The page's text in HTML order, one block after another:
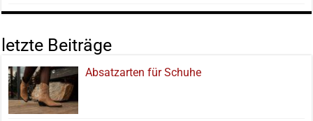
letzte Beiträge
Absatzarten für Schuhe